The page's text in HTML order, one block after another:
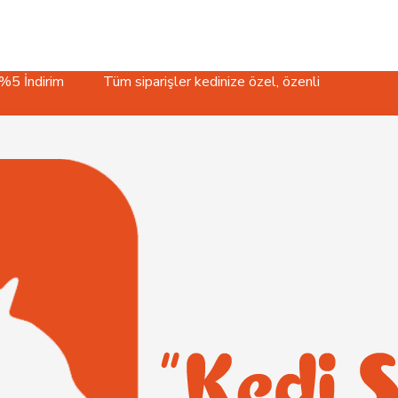
Tüm siparişler kedinize özel, özenli paketle gönderilir.